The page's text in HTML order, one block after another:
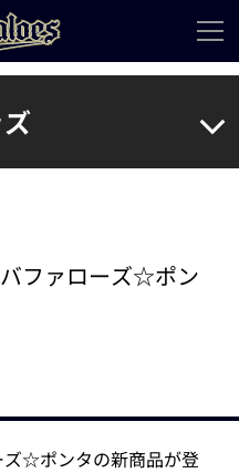
バファローズ☆ポン
☆ポンタの新商品が登